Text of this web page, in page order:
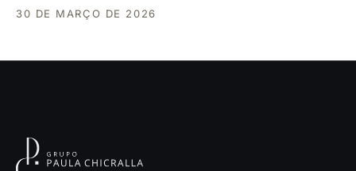
30 DE MARÇO DE 2026